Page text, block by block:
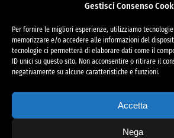
Gestisci Consenso
Per fornire le migliori esperienze, utilizziamo
memorizzare e/o accedere alle informazioni del
tecnologie ci permetterà di elaborare dati come il
ID unici su questo sito. Non acconsentire o ritirare il
negativamente su alcune caratteristiche e funzioni.
Accetta
Nega
Bandi di gara
Responsabile protezione